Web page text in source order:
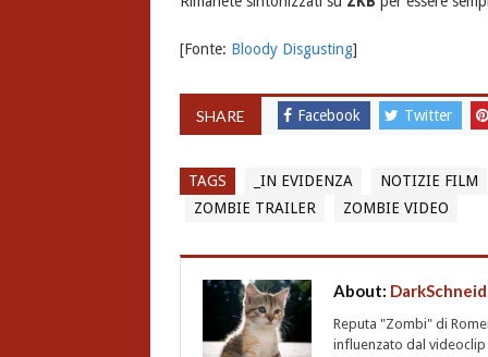
[Fonte: Bloody Disgusting]
SHARE Facebook Twitter
TAGS _IN EVIDENZA
NOTIZIE FILM
ZOMBIE TRAILER
ZOMBIE VIDEO
About:
Reputa "Zombi" di
influenzato dal